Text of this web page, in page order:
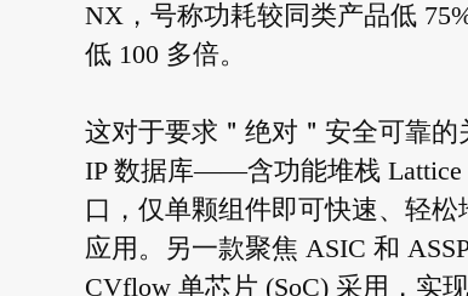
NX，号称功耗较同类产品低
低 100 多倍。
这对于要求＂绝对＂安全可靠
IP 数据库——含功能堆栈 Lattice
口，仅单颗组件即可快速、轻
应用。另一款聚焦 ASIC 和
CVflow 单芯片 (SoC) 采用，实